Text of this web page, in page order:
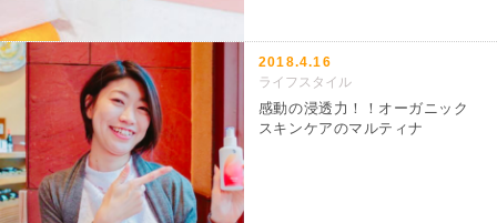
2018.4.16
ライフスタイル
感動の浸透力！！オーガニック
スキンケアのマルティナ